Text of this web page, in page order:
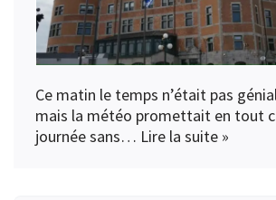
Ce matin le temps n’était pas
mais la météo promettait en tout
journée sans… Lire la suite »